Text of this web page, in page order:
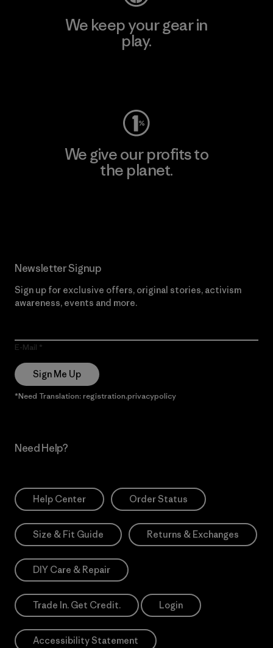
We keep your gear in
play.
We give our profits to
the planet.
Newsletter Signup
Sign up for exclusive offers, original stories, activism
awareness, events and more.
E-Mail
Sign Me Up
*Need Translation: registration.privacypolicy
Need Help?
Help Center Order Status
Size & Fit Guide Returns & Exchanges
DIY Care & Repair
Trade In. Get Credit. Login
Accessibility Statement